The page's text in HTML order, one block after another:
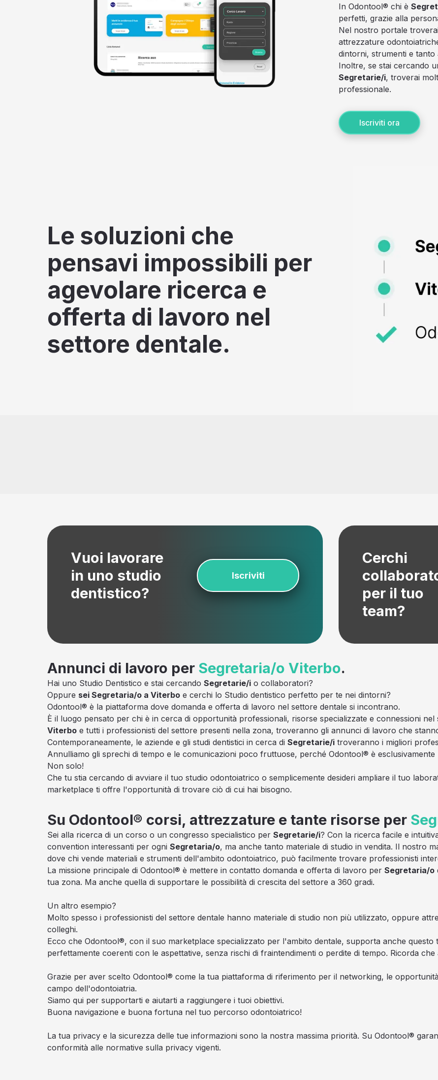
In Odontool® chi è
perfetti, grazie alla
Nel nostro portale
attrezzature
dintorni, strumenti e tanto
Inoltre, se stai cercando
Segretarie/i, troverai
professionale.
Iscriviti ora
Le soluzioni che
pensavi impossibili per
agevolare ricerca e
offerta di lavoro nel
settore dentale.
Vuoi lavorare
in uno studio
dentistico?
Iscriviti
Cerchi
per il tuo
team?
Annunci di lavoro per Segretaria/o Viterbo.
Hai uno Studio Dentistico e stai cercando Segretarie/i o collaboratori?
Oppure sei Segretaria/o a Viterbo e cerchi lo Studio dentistico perfetto per te nei dintorni?
Odontool® è la piattaforma dove domanda e offerta di lavoro nel settore dentale si incontrano.
È il luogo pensato per chi è in cerca di opportunità professionali, risorse specializzate e connessioni nel
Viterbo e tutti i professionisti del settore presenti nella zona, troveranno gli annunci di lavoro che
Contemporaneamente, le aziende e gli studi dentistici in cerca di Segretarie/i troveranno i migliori
Annulliamo gli sprechi di tempo e le comunicazioni poco fruttuose, perché Odontool® è esclusivamente
Non solo!
Che tu stia cercando di avviare il tuo studio odontoiatrico o semplicemente desideri ampliare il tuo
marketplace ti offre l'opportunità di trovare ciò di cui hai bisogno.
Su Odontool® corsi, attrezzature e tante risorse per
Sei alla ricerca di un corso o un congresso specialistico per Segretarie/i? Con la ricerca facile e
convention interessanti per ogni Segretaria/o, ma anche tanto materiale di studio in vendita. Il nostro
dove chi vende materiali e strumenti dell'ambito odontoiatrico, può facilmente trovare professionisti
La missione principale di Odontool® è mettere in contatto domanda e offerta di lavoro per Segretaria/o
tua zona. Ma anche quella di supportare le possibilità di crescita del settore a 360 gradi.
Un altro esempio?
Molto spesso i professionisti del settore dentale hanno materiale di studio non più utilizzato, oppure
colleghi.
Ecco che Odontool®, con il suo marketplace specializzato per l'ambito dentale, supporta anche questo
perfettamente coerenti con le aspettative, senza rischi di fraintendimenti o perdite di tempo. Ricorda
Grazie per aver scelto Odontool® come la tua piattaforma di riferimento per il networking, le
campo dell'odontoiatria.
Siamo qui per supportarti e aiutarti a raggiungere i tuoi obiettivi.
Buona navigazione e buona fortuna nel tuo percorso odontoiatrico!
La tua privacy e la sicurezza delle tue informazioni sono la nostra massima priorità. Su Odontool®
conformità alle normative sulla privacy vigenti.